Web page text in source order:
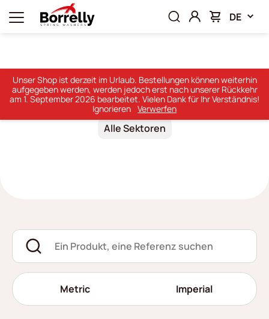
DE
Startseite Produkte
Produkte
Alle Sektoren
Metric Imperial
Unser Shop ist derzeit im Urlaub. Bestellungen können weiterhin
aufgegeben werden, werden jedoch erst nach unserer Rückkehr
am 1. September 2026 bearbeitet. Vielen Dank für Ihr Verständnis!
Ignorieren Verwerfen